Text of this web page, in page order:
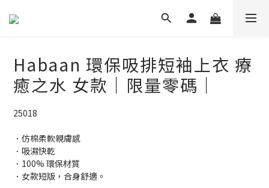
Habaan 環保吸排短袖上衣 療
癒之水 女款｜限量零碼｜
25018
．仿棉柔軟親膚感
．吸濕快乾
．100% 環保材質
．女款短版，合身舒適。